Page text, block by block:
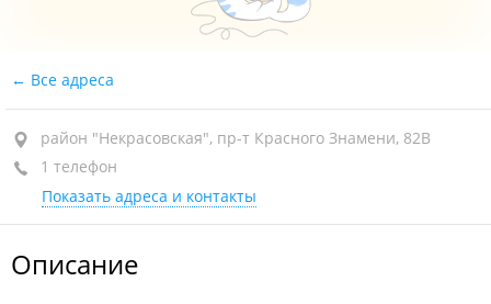
Все адреса
район "Некрасовская", пр-т Красного Знамени, 82В
1 телефон
Показать адреса и контакты
Описание